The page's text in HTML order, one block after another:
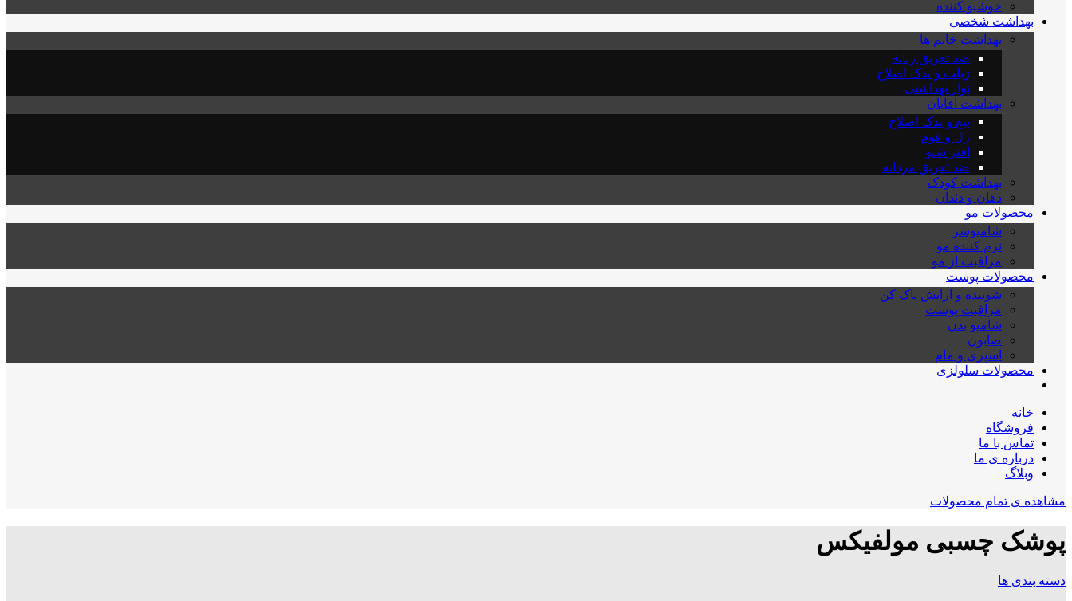
خوشبو کننده
بهداشت شخصی
بهداشت خانم ها
ضد تعریق زنانه
ژیلت و یدک اصلاح
نوار بهداشتی
بهداشت اقایان
تیغ و یدک اصلاح
ژل و فوم
افتر شیو
ضد تعریق مردانه
بهداشت کودک
دهان و دندان
محصولات مو
شامپوسر
نرم کننده مو
مراقبت از مو
محصولات پوست
شوینده و ارایش پاک کن
مراقبت پوست
شامپو بدن
صابون
اسپری و مام
محصولات سلولزی
خانه
فروشگاه
تماس با ما
درباره ی ما
وبلاگ
مشاهده ی تمام محصولات
پوشک چسبی مولفیکس
دسته بندی ها